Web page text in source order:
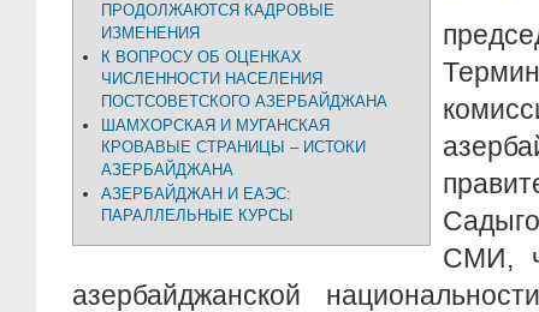
ПРОДОЛЖАЮТСЯ КАДРОВЫЕ
ИЗМЕНЕНИЯ
К ВОПРОСУ ОБ ОЦЕНКАХ
ЧИСЛЕННОСТИ НАСЕЛЕНИЯ
ПОСТСОВЕТСКОГО АЗЕРБАЙДЖАНА
ШАМХОРСКАЯ И МУГАНСКАЯ
КРОВАВЫЕ СТРАНИЦЫ – ИСТОКИ
АЗЕРБАЙДЖАНА
АЗЕРБАЙДЖАН И ЕАЭС:
ПАРАЛЛЕЛЬНЫЕ КУРСЫ
СМИ,
азербайджанской